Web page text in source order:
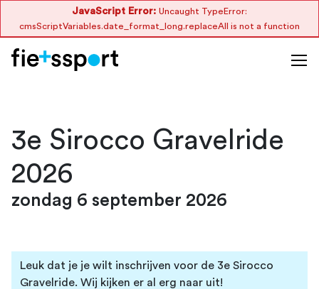
JavaScript Error: Uncaught TypeError:
cmsScriptVariables.date_format_long.replaceAll is not a function
3e Sirocco Gravelride
2026
zondag 6 september 2026
Leuk dat je je wilt inschrijven voor de 3e Sirocco
Gravelride. Wij kijken er al erg naar uit!